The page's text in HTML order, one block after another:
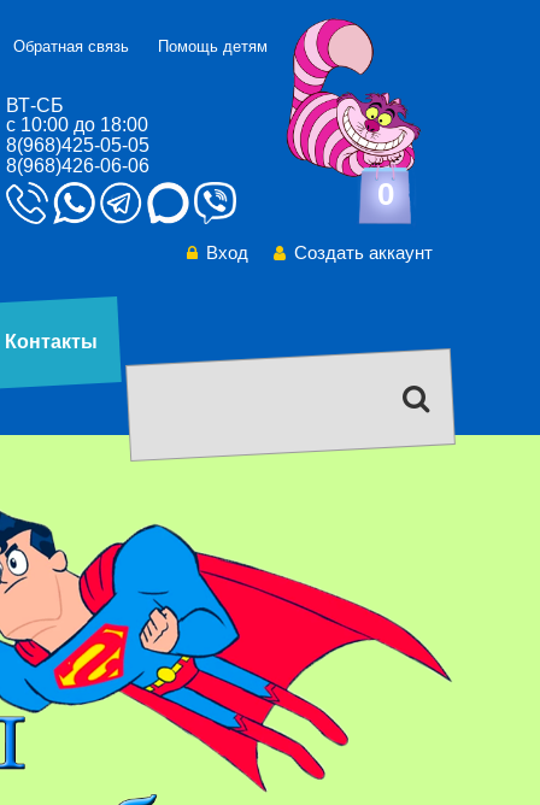
ВТ-СБ
с 10:00 до 18:00
8(968)425-05-05
8(968)426-06-06
Обратная связь Помощь детям
0
Вход Создать аккаунт
Контакты